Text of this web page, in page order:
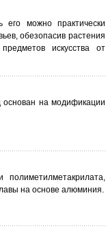
его можно практически
обезопасив растения
искусства от
на модификации
на основе алюминия.